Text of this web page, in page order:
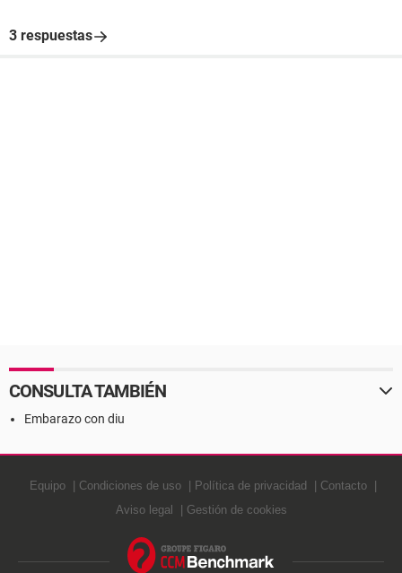
3 respuestas
CONSULTA TAMBIÉN
Embarazo con diu
Equipo Condiciones de uso Política de privacidad
Contacto
Aviso legal
Gestión de cookies